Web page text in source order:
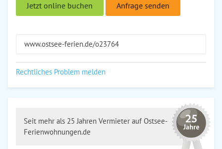
Jetzt online buchen Anfrage senden
www.ostsee-ferien.de/o23764
Rechtliches Problem melden
Seit mehr als 25 Jahren Vermieter auf Ostsee-
Ferienwohnungen.de